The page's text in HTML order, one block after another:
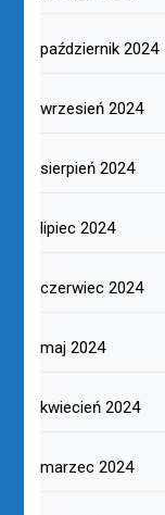
październik 2024
wrzesień 2024
sierpień 2024
lipiec 2024
czerwiec 2024
maj 2024
kwiecień 2024
marzec 2024